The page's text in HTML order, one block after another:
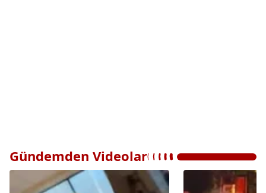
Gündemden Videolar